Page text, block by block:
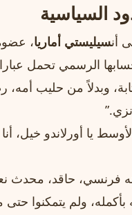
السياسية
أنسيليستي أماريا،
الرسمي تحمل
وبدلاً من حليب
يا أورلاندو
فرنسي، حاقد، محدث
بأكمله، ولم يتمكنوا